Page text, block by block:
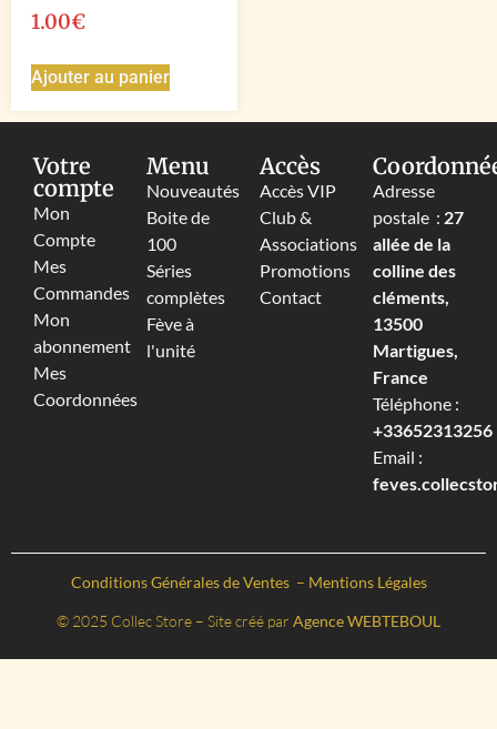
1.00€
Ajouter au panier
Votre
compte
Mon
Compte
Mes
Commandes
Mon
abonnement
Mes
Coordonnées
Menu
Nouveautés
Boite de
100
Séries
complètes
Fève à
l'unité
Accès
Accès VIP
Club &
Associations
Promotions
Contact
Adresse
postale : 27
allée de la
colline des
cléments,
13500
Martigues,
France
Téléphone :
+33652313256‬
Email :
Conditions Générales de Ventes – Mentions Légales
© 2025 Collec Store – Site créé par Agence WEBTEBOUL